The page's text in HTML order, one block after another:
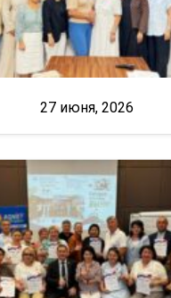
27 июня, 2026